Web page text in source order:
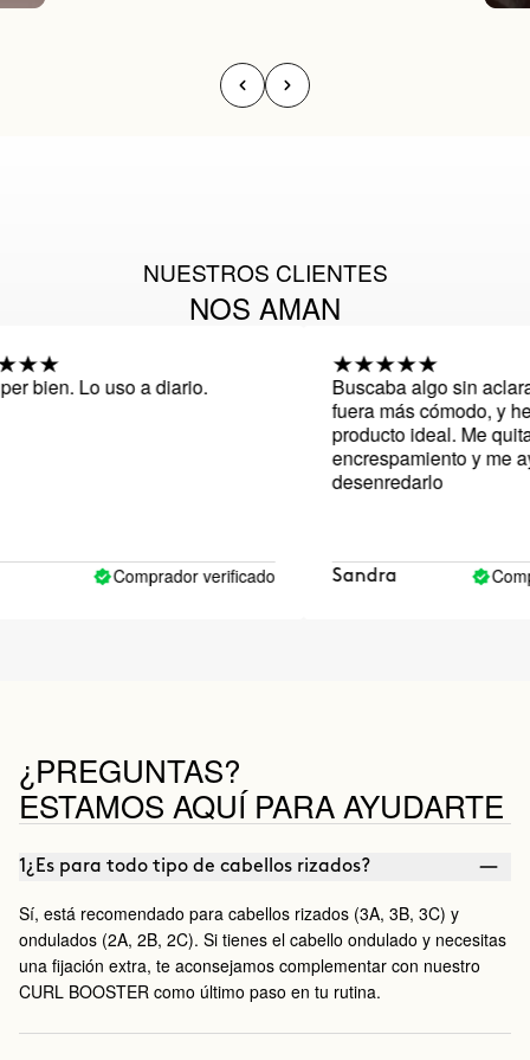
NUESTROS CLIENTES
NOS AMAN
bien. Lo uso a diario.
Comprador verificado
Buscaba algo sin aclarar
fuera más cómodo, y he
producto ideal. Me quita el
encrespamiento y me
desenredarlo
Sandra
¿PREGUNTAS?
ESTAMOS AQUÍ PARA AYUDARTE
1¿Es para todo tipo de cabellos rizados?
Sí, está recomendado para cabellos rizados (3A, 3B, 3C) y
ondulados (2A, 2B, 2C). Si tienes el cabello ondulado y necesitas
una fijación extra, te aconsejamos complementar con nuestro
CURL BOOSTER como último paso en tu rutina.